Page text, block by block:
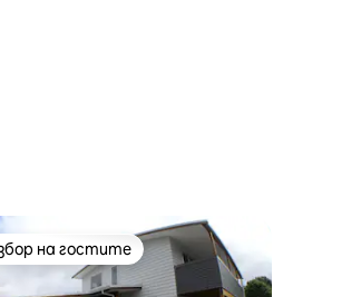
популярен избор на гостите
на гостите